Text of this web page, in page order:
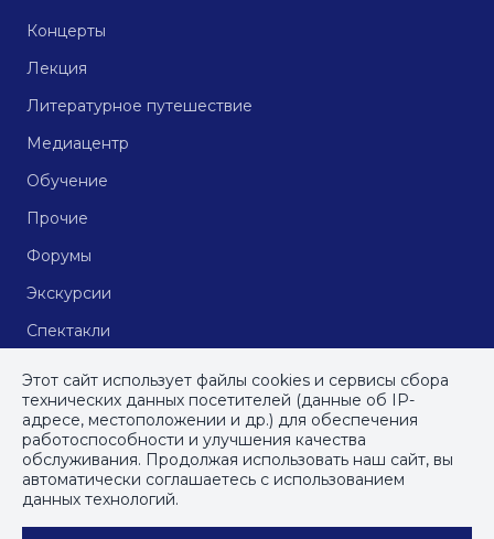
Концерты
Лекция
Литературное путешествие
Медиацентр
Обучение
Прочие
Форумы
Экскурсии
Спектакли
© СПб ГБУДПО«Институт культурных программ», 2023
ПОЛИТИКА КОНФИДЕНЦИАЛЬНОСТИ
Этот сайт использует файлы cookies и сервисы сбора
технических данных посетителей (данные об IP-
адресе, местоположении и др.) для обеспечения
работоспособности и улучшения качества
обслуживания. Продолжая использовать наш сайт, вы
автоматически соглашаетесь с использованием
данных технологий.